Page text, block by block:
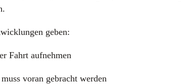
geben:
Fahrt auf­neh­men
vor­an gebracht wer­den